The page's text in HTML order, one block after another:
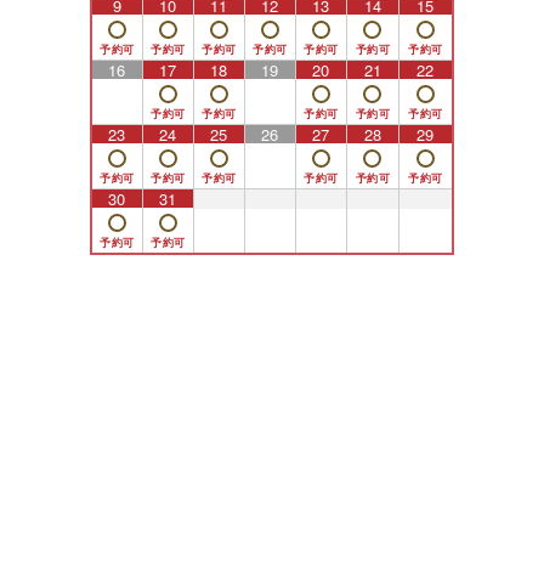
9 10 11 12 13 14 15
16 17 18 19 20 21 22
23 24 25 26 27 28 29
30 31